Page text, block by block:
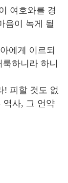
여호와를 경
음이 녹게 될
에게 이르되
하니라 하니
! 피할 것도 없
역사, 그 언약